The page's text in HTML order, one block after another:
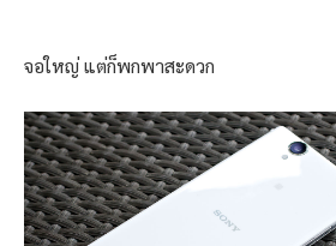
จอใหญ่ แต่ก็พกพาสะดวก